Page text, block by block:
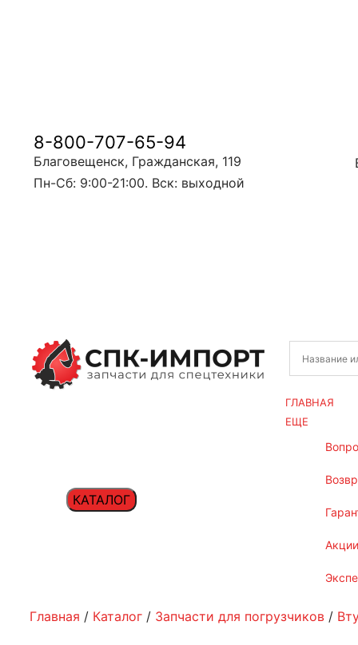
8-800-707-65-94
Благовещенск, Гражданская, 119
Пн-Сб: 9:00-21:00. Вск: выходной
КАТАЛОГ
ГЛАВНАЯ
ЕЩЕ
Главная / Каталог / Запчасти для погрузчиков /